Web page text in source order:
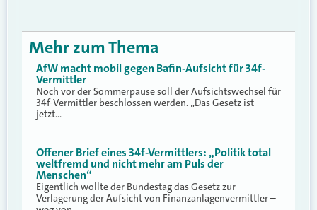
Mehr zum Thema
AfW macht mobil gegen Bafin-Aufsicht für 34f-
Vermittler
Noch vor der Sommerpause soll der Aufsichtswechsel für
34f-Vermittler beschlossen werden. „Das Gesetz ist
jetzt…
Offener Brief eines 34f-Vermittlers: „Politik total
weltfremd und nicht mehr am Puls der
Menschen“
Eigentlich wollte der Bundestag das Gesetz zur
Verlagerung der Aufsicht von Finanzanlagenvermittler –